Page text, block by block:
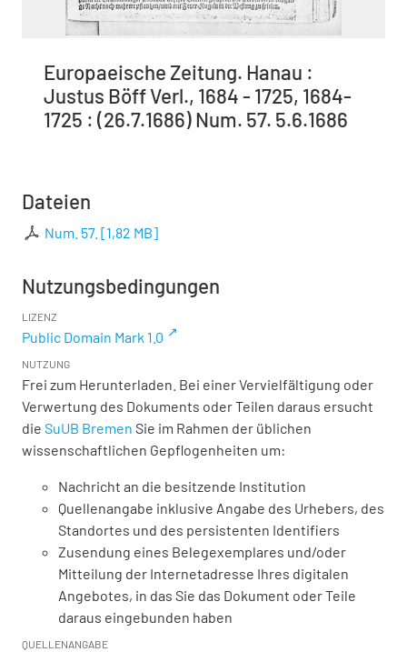
Europaeische Zeitung. Hanau :
Justus Böff Verl., 1684 - 1725, 1684-
1725 : (26.7.1686) Num. 57. 5.6.1686
Dateien
Num. 57. [1,82 MB]
Nutzungsbedingungen
LIZENZ
Public Domain Mark 1.0
NUTZUNG
Frei zum Herunterladen. Bei einer Vervielfältigung oder
Verwertung des Dokuments oder Teilen daraus ersucht
die SuUB Bremen Sie im Rahmen der üblichen
wissenschaftlichen Gepflogenheiten um:
Nachricht an die besitzende Institution
Quellenangabe inklusive Angabe des Urhebers, des
Standortes und des persistenten Identifiers
Zusendung eines Belegexemplares und/oder
Mitteilung der Internetadresse Ihres digitalen
Angebotes, in das Sie das Dokument oder Teile
daraus eingebunden haben
QUELLENANGABE